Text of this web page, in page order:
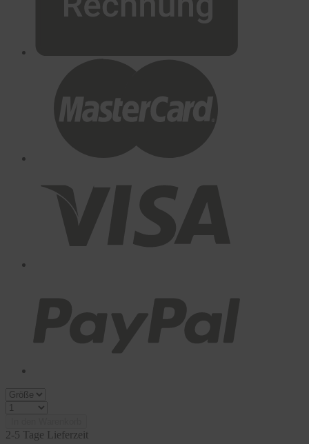
2-5 Tage Lieferzeit